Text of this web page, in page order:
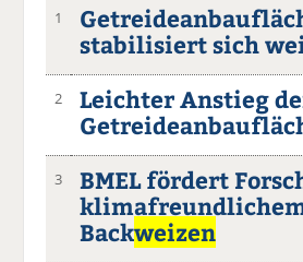
1
stabilisiert sich
2
Leichter Anstieg
3
BMEL fördert
Backweizen